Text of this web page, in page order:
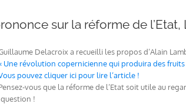
sur la réforme de l’Etat,
Delacroix a recueilli les propos d’Alain
Une révolution copernicienne qui produira des
pouvez cliquer ici pour lire l’article !
vous que la réforme de l’Etat soit utile au
!